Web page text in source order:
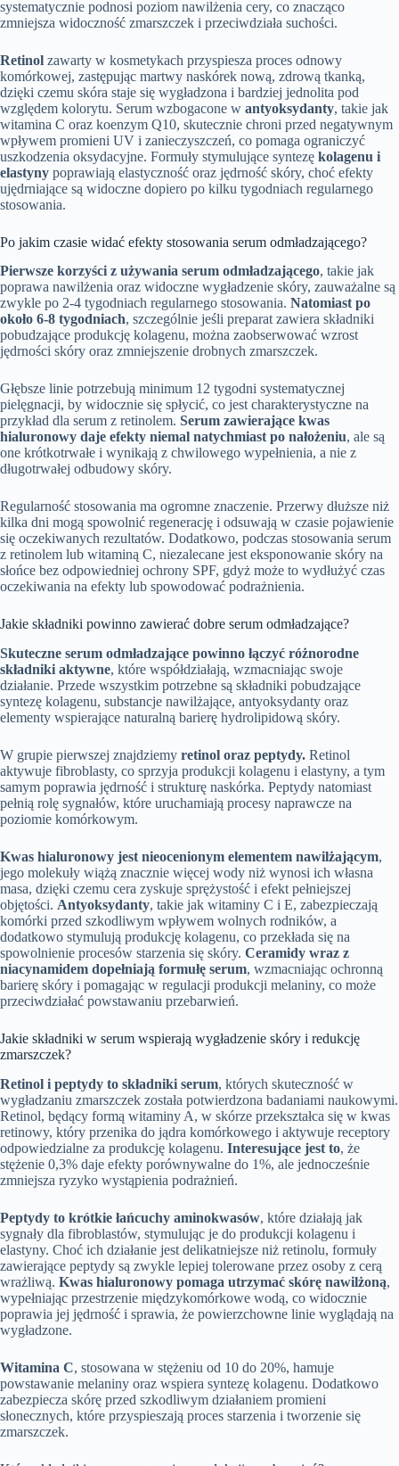
systematycznie podnosi poziom nawilżenia cery, co znacząco
zmniejsza widoczność zmarszczek i przeciwdziała suchości.
Retinol zawarty w kosmetykach przyspiesza proces odnowy
komórkowej, zastępując martwy naskórek nową, zdrową tkanką,
dzięki czemu skóra staje się wygładzona i bardziej jednolita pod
względem kolorytu. Serum wzbogacone w antyoksydanty, takie jak
witamina C oraz koenzym Q10, skutecznie chroni przed negatywnym
wpływem promieni UV i zanieczyszczeń, co pomaga ograniczyć
uszkodzenia oksydacyjne. Formuły stymulujące syntezę kolagenu i
elastyny poprawiają elastyczność oraz jędrność skóry, choć efekty
ujędrniające są widoczne dopiero po kilku tygodniach regularnego
stosowania.
Po jakim czasie widać efekty stosowania serum odmładzającego?
Pierwsze korzyści z używania serum odmładzającego, takie jak
poprawa nawilżenia oraz widoczne wygładzenie skóry, zauważalne są
zwykle po 2-4 tygodniach regularnego stosowania. Natomiast po
około 6-8 tygodniach, szczególnie jeśli preparat zawiera składniki
pobudzające produkcję kolagenu, można zaobserwować wzrost
jędrności skóry oraz zmniejszenie drobnych zmarszczek.
Głębsze linie potrzebują minimum 12 tygodni systematycznej
pielęgnacji, by widocznie się spłycić, co jest charakterystyczne na
przykład dla serum z retinolem. Serum zawierające kwas
hialuronowy daje efekty niemal natychmiast po nałożeniu, ale są
one krótkotrwałe i wynikają z chwilowego wypełnienia, a nie z
długotrwałej odbudowy skóry.
Regularność stosowania ma ogromne znaczenie. Przerwy dłuższe niż
kilka dni mogą spowolnić regenerację i odsuwają w czasie pojawienie
się oczekiwanych rezultatów. Dodatkowo, podczas stosowania serum
z retinolem lub witaminą C, niezalecane jest eksponowanie skóry na
słońce bez odpowiedniej ochrony SPF, gdyż może to wydłużyć czas
oczekiwania na efekty lub spowodować podrażnienia.
Jakie składniki powinno zawierać dobre serum odmładzające?
Skuteczne serum odmładzające powinno łączyć różnorodne
składniki aktywne, które współdziałają, wzmacniając swoje
działanie. Przede wszystkim potrzebne są składniki pobudzające
syntezę kolagenu, substancje nawilżające, antyoksydanty oraz
elementy wspierające naturalną barierę hydrolipidową skóry.
W grupie pierwszej znajdziemy retinol oraz peptydy. Retinol
aktywuje fibroblasty, co sprzyja produkcji kolagenu i elastyny, a tym
samym poprawia jędrność i strukturę naskórka. Peptydy natomiast
pełnią rolę sygnałów, które uruchamiają procesy naprawcze na
poziomie komórkowym.
Kwas hialuronowy jest nieocenionym elementem nawilżającym,
jego molekuły wiążą znacznie więcej wody niż wynosi ich własna
masa, dzięki czemu cera zyskuje sprężystość i efekt pełniejszej
objętości. Antyoksydanty, takie jak witaminy C i E, zabezpieczają
komórki przed szkodliwym wpływem wolnych rodników, a
dodatkowo stymulują produkcję kolagenu, co przekłada się na
spowolnienie procesów starzenia się skóry. Ceramidy wraz z
niacynamidem dopełniają formułę serum, wzmacniając ochronną
barierę skóry i pomagając w regulacji produkcji melaniny, co może
przeciwdziałać powstawaniu przebarwień.
Jakie składniki w serum wspierają wygładzenie skóry i redukcję
zmarszczek?
Retinol i peptydy to składniki serum, których skuteczność w
wygładzaniu zmarszczek została potwierdzona badaniami naukowymi.
Retinol, będący formą witaminy A, w skórze przekształca się w kwas
retinowy, który przenika do jądra komórkowego i aktywuje receptory
odpowiedzialne za produkcję kolagenu. Interesujące jest to, że
stężenie 0,3% daje efekty porównywalne do 1%, ale jednocześnie
zmniejsza ryzyko wystąpienia podrażnień.
Peptydy to krótkie łańcuchy aminokwasów, które działają jak
sygnały dla fibroblastów, stymulując je do produkcji kolagenu i
elastyny. Choć ich działanie jest delikatniejsze niż retinolu, formuły
zawierające peptydy są zwykle lepiej tolerowane przez osoby z cerą
wrażliwą. Kwas hialuronowy pomaga utrzymać skórę nawilżoną,
wypełniając przestrzenie międzykomórkowe wodą, co widocznie
poprawia jej jędrność i sprawia, że powierzchowne linie wyglądają na
wygładzone.
Witamina C, stosowana w stężeniu od 10 do 20%, hamuje
powstawanie melaniny oraz wspiera syntezę kolagenu. Dodatkowo
zabezpiecza skórę przed szkodliwym działaniem promieni
słonecznych, które przyspieszają proces starzenia i tworzenie się
zmarszczek.